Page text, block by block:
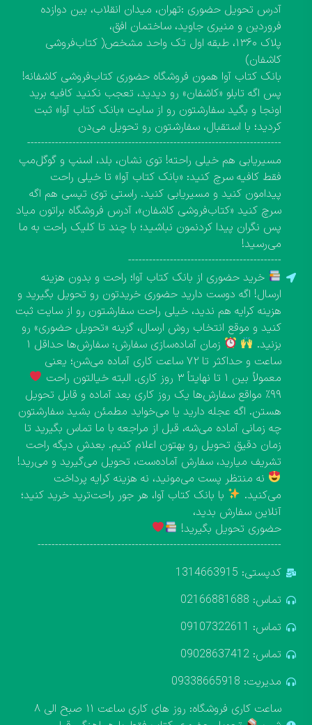
آدرس تحویل حضوری :تهران، میدان انقلاب، بین دوازده
فروردین و منیری جاوید، ساختمان افق،
پلاک ۱۳۶۰، طبقه اول تک واحد مشخص( کتاب‌فروشی
کاشفان)
بانک کتاب آوا همون فروشگاه حضوری کتاب‌فروشی کاشفانه!
پس اگه تابلو «کاشفان» رو دیدید، تعجب نکنید کافیه برید
اونجا و بگید سفارشتون رو از سایت «بانک کتاب آوا» ثبت
کردید؛ با استقبال، سفارشتون رو تحویل می‌دن
-------------------------------------------------------------------------
مسیریابی هم خیلی راحته! توی نشان، بلد، اسنپ و گوگل‌مپ
فقط کافیه سرچ کنید: «بانک کتاب آوا» تا خیلی راحت
پیدامون کنید و مسیریابی کنید. راستی توی تپسی هم اگه
سرچ کنید «کتاب‌فروشی کاشفان»، آدرس فروشگاه براتون میاد
پس نگران پیدا کردنمون نباشید؛ با چند تا کلیک راحت به ما
می‌رسید!
--------------------------------------------
خرید حضوری از بانک کتاب آوا؛ راحت و بدون هزینه
ارسال! اگه دوست دارید حضوری خریدتون رو تحویل بگیرید و
هزینه کرایه هم ندید، خیلی راحت سفارشتون رو از سایت ثبت
کنید و موقع انتخاب روش ارسال، گزینه «تحویل حضوری» رو
بزنید.
زمان آماده‌سازی سفارش: سفارش‌ها حداقل ۱
ساعت و حداکثر تا ۷۲ ساعت کاری آماده می‌شن؛ یعنی
معمولاً بین ۱ تا نهایتاً ۳ روز کاری. البته خیالتون راحت
۹۹٪ مواقع سفارش‌ها یک روز کاری بعد آماده و قابل تحویل
هستن. اگه عجله دارید یا می‌خواید مطمئن بشید سفارشتون
چه زمانی آماده می‌شه، قبل از مراجعه با ما تماس بگیرید تا
زمان دقیق تحویل رو بهتون اعلام کنیم. بعدش دیگه راحت
تشریف میارید، سفارش آماده‌ست، تحویل می‌گیرید و می‌رید!
نه منتظر پست می‌مونید، نه هزینه کرایه پرداخت
می‌کنید.
با بانک کتاب آوا، هر جور راحت‌ترید خرید کنید؛
آنلاین سفارش بدید،
حضوری تحویل بگیرید!
----------------------------------------------------------------------
کدپستی: 1314663915
تماس: 02166881688
تماس: 09107322611
تماس: 09028637412
مدیریت: 09338665918
ساعت کاری فروشگاه: روز های کاری ساعت ۱۱ صبح الی ۸